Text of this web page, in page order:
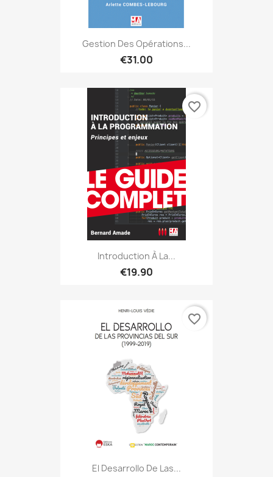
Gestion Des Opérations...
€31.00
Introduction À La...
€19.90
favorite_border
El Desarrollo De Las...
favorite_border